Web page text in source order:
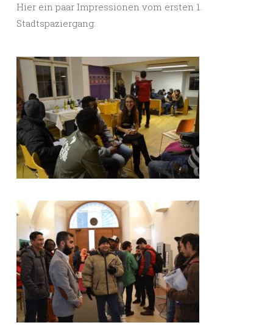
Hier ein paar Impressionen vom ersten 1.
Stadtspaziergang: